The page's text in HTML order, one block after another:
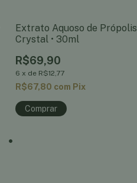
Extrato Aquoso de Própolis
Crystal • 30ml
R$69,90
6 x de R$12,77
R$67,80 com Pix